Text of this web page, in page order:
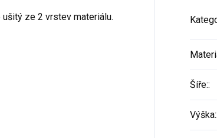
ze 2 vrstev materiálu.
Šíře::
Výška::